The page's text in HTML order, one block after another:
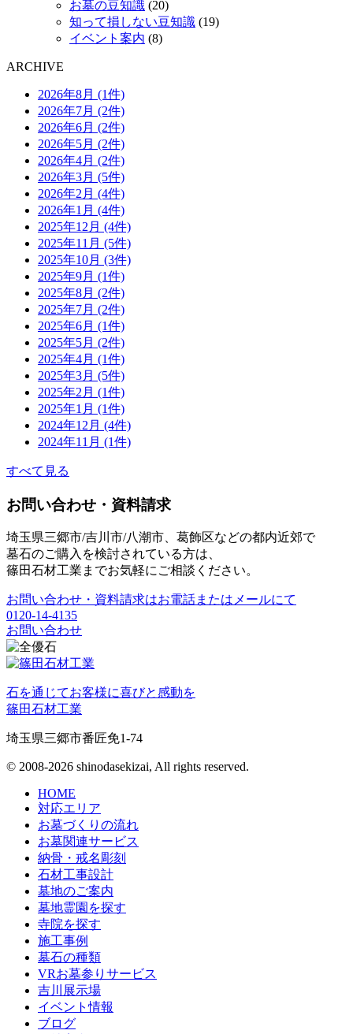
お墓の豆知識 (20)
知って損しない豆知識 (19)
イベント案内 (8)
ARCHIVE
2026年8月 (1件)
2026年7月 (2件)
2026年6月 (2件)
2026年5月 (2件)
2026年4月 (2件)
2026年3月 (5件)
2026年2月 (4件)
2026年1月 (4件)
2025年12月 (4件)
2025年11月 (5件)
2025年10月 (3件)
2025年9月 (1件)
2025年8月 (2件)
2025年7月 (2件)
2025年6月 (1件)
2025年5月 (2件)
2025年4月 (1件)
2025年3月 (5件)
2025年2月 (1件)
2025年1月 (1件)
2024年12月 (4件)
2024年11月 (1件)
すべて見る
お問い合わせ・資料請求
埼玉県三郷市/吉川市/八潮市、葛飾区などの都内近郊で
墓石のご購入を検討されている方は、
篠田石材工業までお気軽にご相談ください。
お問い合わせ・資料請求はお電話またはメールにて
0120-14-4135
お問い合わせ
石を通じてお客様に喜びと感動を
篠田石材工業
埼玉県三郷市番匠免1-74
© 2008-2026 shinodasekizai, All rights reserved.
HOME
対応エリア
お墓づくりの流れ
お墓関連サービス
納骨・戒名彫刻
石材工事設計
墓地のご案内
墓地霊園を探す
寺院を探す
施工事例
墓石の種類
VRお墓参りサービス
吉川展示場
イベント情報
ブログ